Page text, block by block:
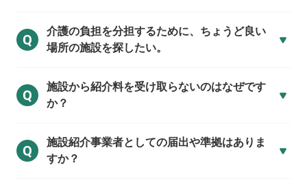
Q
介護の負担を分担するために、ちょうど良い
場所の施設を探したい。
Q
施設から紹介料を受け取らないのはなぜです
か？
Q
施設紹介事業者としての届出や準拠はありま
すか？